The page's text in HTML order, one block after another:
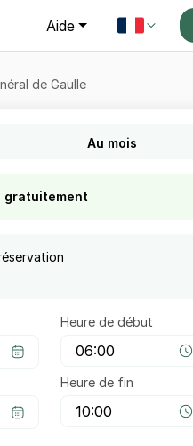
Aide
de Gaulle
Au mois
gratuitement
Heure de début
Heure de fin